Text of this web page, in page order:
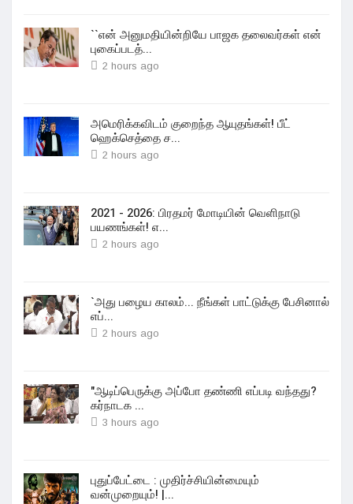
``என் அனுமதியின்றியே பாஜக தலைவர்கள் என்
புகைப்படத்...
2 hours ago
அமெரிக்கவிடம் குறைந்த ஆயுதங்கள்! பீட்
ஹெக்செத்தை ச...
2 hours ago
2021 - 2026: பிரதமர் மோடியின் வெளிநாடு
பயணங்கள்! எ...
2 hours ago
`அது பழைய காலம்... நீங்கள் பாட்டுக்கு பேசினால்
எப்...
2 hours ago
"ஆடிப்பெருக்கு அப்போ தண்ணி எப்படி வந்தது?
கர்நாடக ...
3 hours ago
புதுப்பேட்டை : முதிர்ச்சியின்மையும்
வன்முறையும்! |...